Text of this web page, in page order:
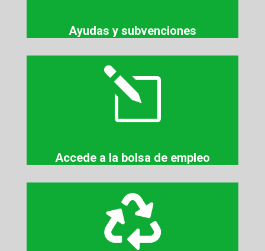
Ayudas y subvenciones
l
Accede a la bolsa de empleo
